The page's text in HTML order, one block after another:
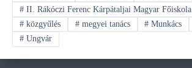
#II. Rákóczi Ferenc Kárpátaljai Magyar Főiskola
#közgyűlés #megyei tanács # Munkács
#Ungvár